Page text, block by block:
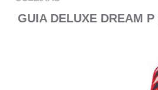
GUIA DELUXE DREAM P